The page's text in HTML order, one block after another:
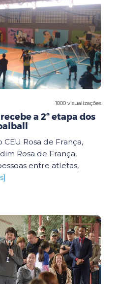
1000 visualizações
a 2ª etapa dos
Rosa de França,
Rosa de França,
entre atletas,